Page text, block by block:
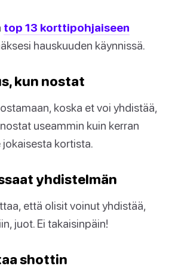
top 13 korttipohjaiseen
hauskuuden käynnissä.
kun nostat
koska et voi yhdistää,
useammin kuin kerran
kortista.
yhdistelmän
että olisit voinut yhdistää,
juot. Ei takaisinpäin!
shottin